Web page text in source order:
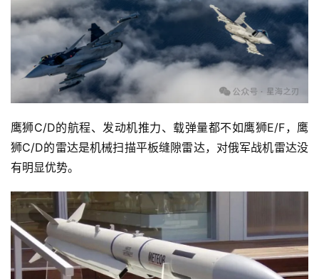
鹰狮C/D的航程、发动机推力、载弹量都不如鹰狮E/F，鹰
狮C/D的雷达是机械扫描平板缝隙雷达，对俄军战机雷达没
有明显优势。